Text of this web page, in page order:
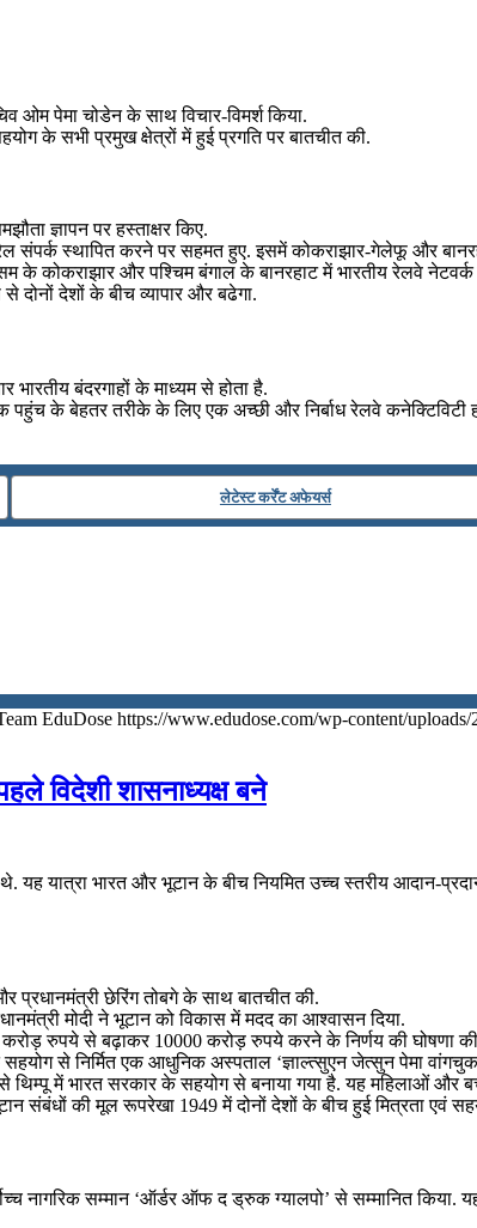
ओम पेमा चोडेन के साथ विचार-विमर्श किया.
के सभी प्रमुख क्षेत्रों में हुई प्रगति पर बातचीत की.
ज्ञापन पर हस्ताक्षर किए.
स्‍थापित करने पर सहमत हुए. इसमें कोकराझार-गेलेफू और
के कोकराझार और पश्चिम बंगाल के बानरहाट में भारतीय रेलवे
से दोनों देशों के बीच व्‍यापार और बढेगा.
भारतीय बंदरगाहों के माध्‍यम से होता है.
के बेहतर तरीके के लिए एक अच्‍छी और निर्बाध रेलवे कनेक्टिविटी
लेटेस्ट कर्रेंट अफेयर्स
EduDose https://www.edudose.com/wp-content/
विदेशी शासनाध्यक्ष बने
थे. यह यात्रा भारत और भूटान के बीच नियमित उच्च स्तरीय आदान-
प्रधानमंत्री छेरिंग तोबगे के साथ बातचीत की.
मोदी ने भूटान को विकास में मदद का आश्वासन दिया.
करोड़ रुपये से बढ़ाकर 10000 करोड़ रुपये करने के निर्णय की घोषणा
से निर्मित एक आधुनिक अस्पताल ‘ज्ञाल्त्सुएन जेत्सुन पेमा
में भारत सरकार के सहयोग से बनाया गया है. यह महिलाओं और
संबंधों की मूल रूपरेखा 1949 में दोनों देशों के बीच हुई मित्रता एवं
नागरिक सम्मान ‘ऑर्डर ऑफ द ड्रुक ग्यालपो’ से सम्मानित किया.